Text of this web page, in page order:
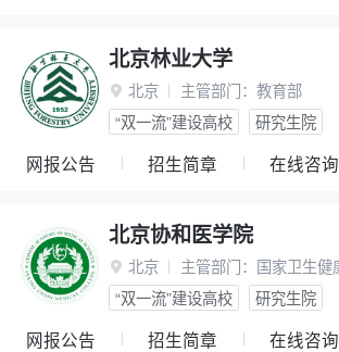
北京林业大学
 北京 主管部门： 教育部
“双一流”建设高校
研究生院
网报公告 招生简章 在线咨询
北京协和医学院
 北京 主管部门： 国家卫生健
“双一流”建设高校
研究生院
网报公告 招生简章 在线咨询